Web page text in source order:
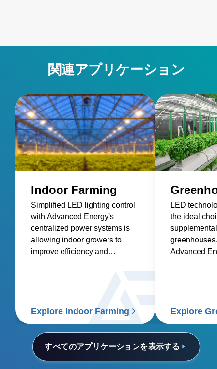
関連アプリケーション
すべてのアプリケーションを表示する
Indoor Farming
Simplified LED lighting control
with Advanced Energy's
centralized power systems is
allowing indoor growers to
improve efficiency and
Explore Indoor Farming
LED
the ideal
Advanced
Explore